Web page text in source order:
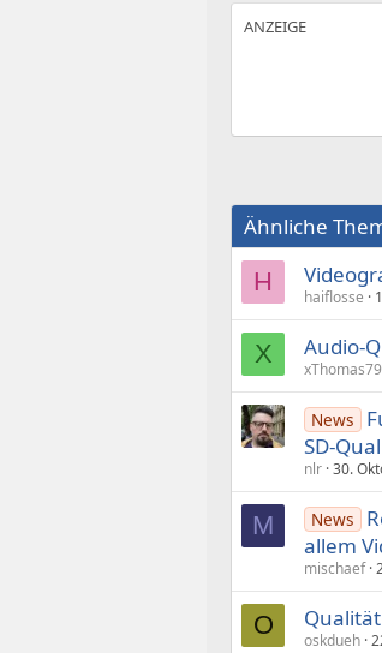
Ähnliche
H
haiflosse
X Audio-
News
SD-
nlr 30.
M News
allem
mischaef
O
oskdueh